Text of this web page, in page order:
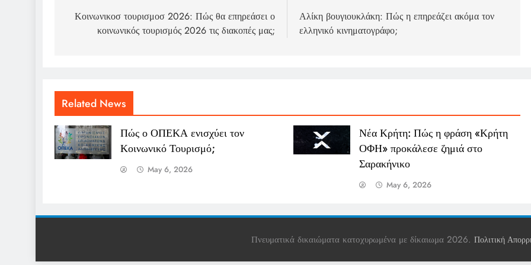
navigation
Κοινωνικοσ τουρισμοσ 2026: Πώς θα επηρεάσει ο
κοινωνικός τουρισμός 2026 τις διακοπές μας;
Αλίκη βουγιουκλάκη: Πώς η επηρεάζει ακόμα τον
ελληνικό κινηματογράφο;
Related News
Πώς ο ΟΠΕΚΑ ενισχύει τον
Κοινωνικό Τουρισμό;
May 6, 2026
Νέα Κρήτη: Πώς η φράση «Κρήτη
ΟΦΗ» προκάλεσε ζημιά στο
Σαρακήνικο
May 6, 2026
Πνευματικά δικαιώματα κατοχυρωμένα με δίκαιωμα 2026. Πολιτική